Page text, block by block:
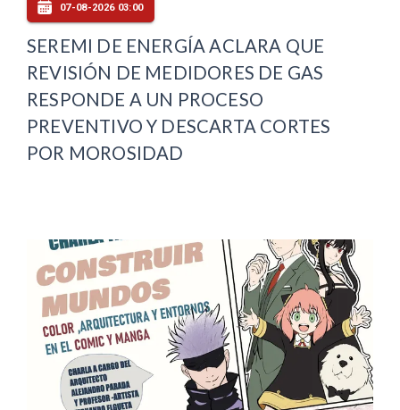
07-08-2026 03:00
SEREMI DE ENERGÍA ACLARA QUE
REVISIÓN DE MEDIDORES DE GAS
RESPONDE A UN PROCESO
PREVENTIVO Y DESCARTA CORTES
POR MOROSIDAD